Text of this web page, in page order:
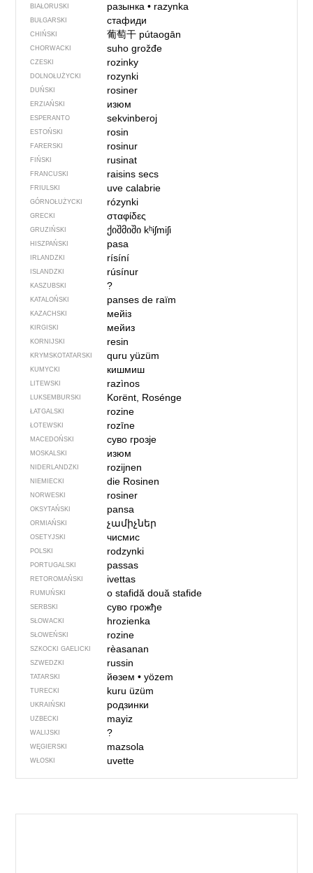
BIAŁORUSKI разынка• razynka
BUŁGARSKI стафиди
CHIŃSKI 葡萄干 pútaogān
CHORWACKI suho grožđe
CZESKI rozinky
DOLNOŁUŻYCKI rozynki
DUŃSKI rosiner
ERZIAŃSKI изюм
ESPERANTO sekvinberoj
ESTOŃSKI rosin
FARERSKI rosinur
FIŃSKI rusinat
FRANCUSKI raisins secs
FRIULSKI uve calabrie
GÓRNOŁUŻYCKI rózynki
GRECKI σταφίδες
GRUZIŃSKI ქიშმიში kʰiʃmiʃi
HISZPAŃSKI pasa
IRLANDZKI rísíní
ISLANDZKI rúsínur
KASZUBSKI ?
KATALOŃSKI panses de raïm
KAZACHSKI мейіз
KIRGISKI мейиз
KORNIJSKI resin
KRYMSKOTATARSKI quru yüzüm
KUMYCKI кишмиш
LITEWSKI razìnos
LUKSEMBURSKI Korënt, Rosénge
ŁATGALSKI rozine
ŁOTEWSKI rozīne
MACEDOŃSKI суво грозје
MOSKALSKI изюм
NIDERLANDZKI rozijnen
NIEMIECKI die Rosinen
NORWESKI rosiner
OKSYTAŃSKI pansa
ORMIAŃSKI չամիչներ
OSETYJSKI чисмис
POLSKI rodzynki
PORTUGALSKI passas
RETOROMAŃSKI ivettas
RUMUŃSKI o stafidădouă stafide
SERBSKI суво грожђе
SŁOWACKI hrozienka
SŁOWEŃSKI rozine
SZKOCKI GAELICKI rèasanan
SZWEDZKI russin
TATARSKI йөзем• yözem
TURECKI kuru üzüm
UKRAIŃSKI родзинки
UZBECKI mayiz
WALIJSKI ?
WĘGIERSKI mazsola
WŁOSKI uvette